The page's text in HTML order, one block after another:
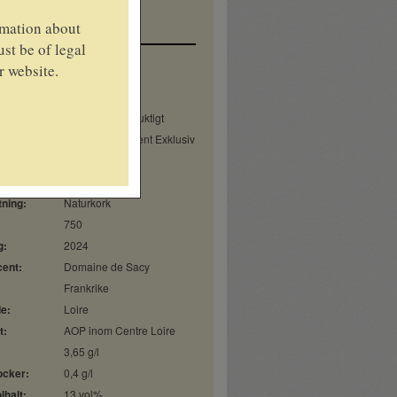
nr:
Torrt, Friskt & Fruktigt
Tillfälligt Sortiment Exklusiv
Naturkork
750
2024
Domaine de Sacy
Frankrike
Loire
AOP inom Centre Loire
3,65 g/l
0,4 g/l
13 vol%
about
be of legal
website.